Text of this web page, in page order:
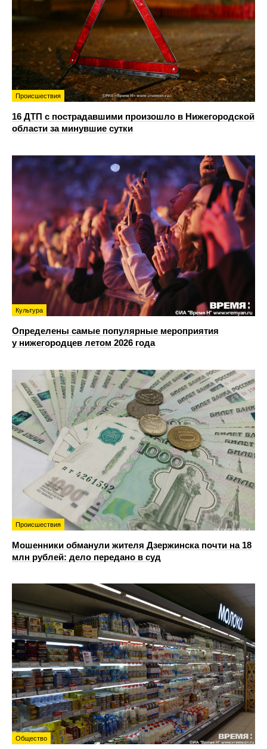
Происшествия
16 ДТП с пострадавшими произошло в Нижегородской
области за минувшие сутки
Культура
Определены самые популярные мероприятия
у нижегородцев летом 2026 года
Происшествия
Мошенники обманули жителя Дзержинска почти на 18
млн рублей: дело передано в суд
Общество